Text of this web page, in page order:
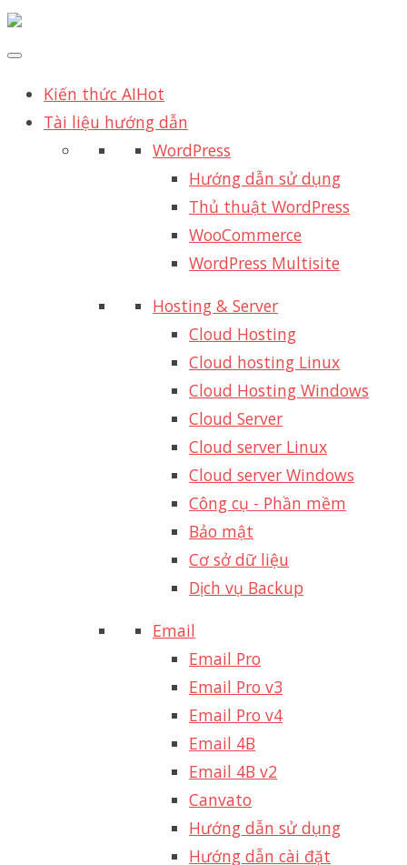
Kiến thức AIHot
Tài liệu hướng dẫn
WordPress
Hướng dẫn sử dụng
Thủ thuật WordPress
WooCommerce
WordPress Multisite
Hosting & Server
Cloud Hosting
Cloud hosting Linux
Cloud Hosting Windows
Cloud Server
Cloud server Linux
Cloud server Windows
Công cụ - Phần mềm
Bảo mật
Cơ sở dữ liệu
Dịch vụ Backup
Email
Email Pro
Email Pro v3
Email Pro v4
Email 4B
Email 4B v2
Canvato
Hướng dẫn sử dụng
Hướng dẫn cài đặt